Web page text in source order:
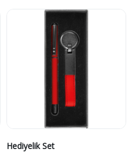
Hediyelik Set